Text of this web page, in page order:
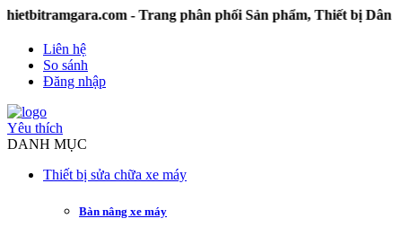
- Trang phân phối Sản phẩm, Thiết bị Dân dụng
Liên hệ
So sánh
Đăng nhập
Yêu thích
DANH MỤC
Thiết bị sửa chữa xe máy
Bàn nâng xe máy